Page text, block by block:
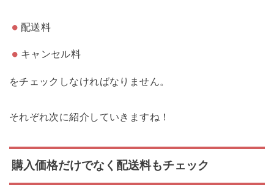
配送料
キャンセル料
をチェックしなければなりません。
それぞれ次に紹介していきますね！
購入価格だけでなく配送料もチェック